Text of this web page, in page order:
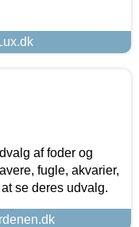
af foder og
fugle, akvarier,
se deres udvalg.